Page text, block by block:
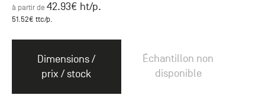
à partir de 42.93€ ht/p.
51.52€ ttc/p.
Dimensions /
prix / stock
Échantillon non
disponible